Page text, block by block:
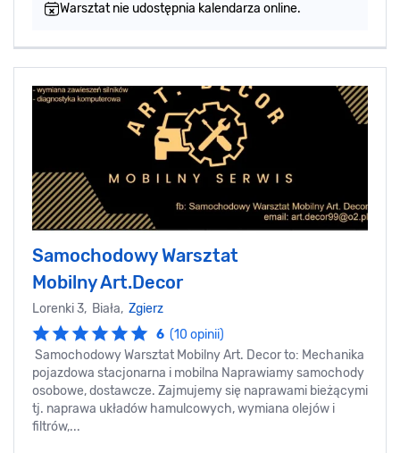
Warsztat nie udostępnia kalendarza online.
Samochodowy Warsztat
Mobilny Art.Decor
Lorenki 3, Biała, Zgierz
6 (10 opinii)
Samochodowy Warsztat Mobilny Art. Decor to: Mechanika
pojazdowa stacjonarna i mobilna Naprawiamy samochody
osobowe, dostawcze. Zajmujemy się naprawami bieżącymi
tj. naprawa układów hamulcowych, wymiana olejów i
filtrów,...